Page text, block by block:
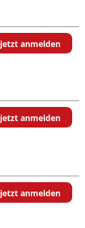
jetzt anmelden
jetzt anmelden
jetzt anmelden